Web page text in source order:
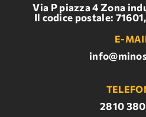
Via P piazza 4 Zona
Il codice postale:
E-
2810